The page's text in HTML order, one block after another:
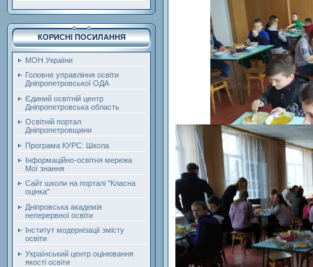
КОРИСНІ ПОСИЛАННЯ
МОН України
Головне управління освіти
Дніпропетровської ОДА
Єдиний освітній центр
Дніпропетровська область
Освітній портал
Дніпропетровщини
Програма КУРС: Школа
Інформаційно-освітня мережа
Мої знання
Сайт школи на порталі "Класна
оцінка"
Дніпровська академія
неперервної освіти
Інститут модернізації змісту
освіти
Український центр оцінювання
якості освіти